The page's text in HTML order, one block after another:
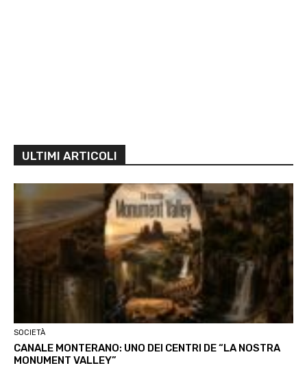
ULTIMI ARTICOLI
SOCIETÀ
CANALE MONTERANO: UNO DEI CENTRI DE “LA NOSTRA
MONUMENT VALLEY”